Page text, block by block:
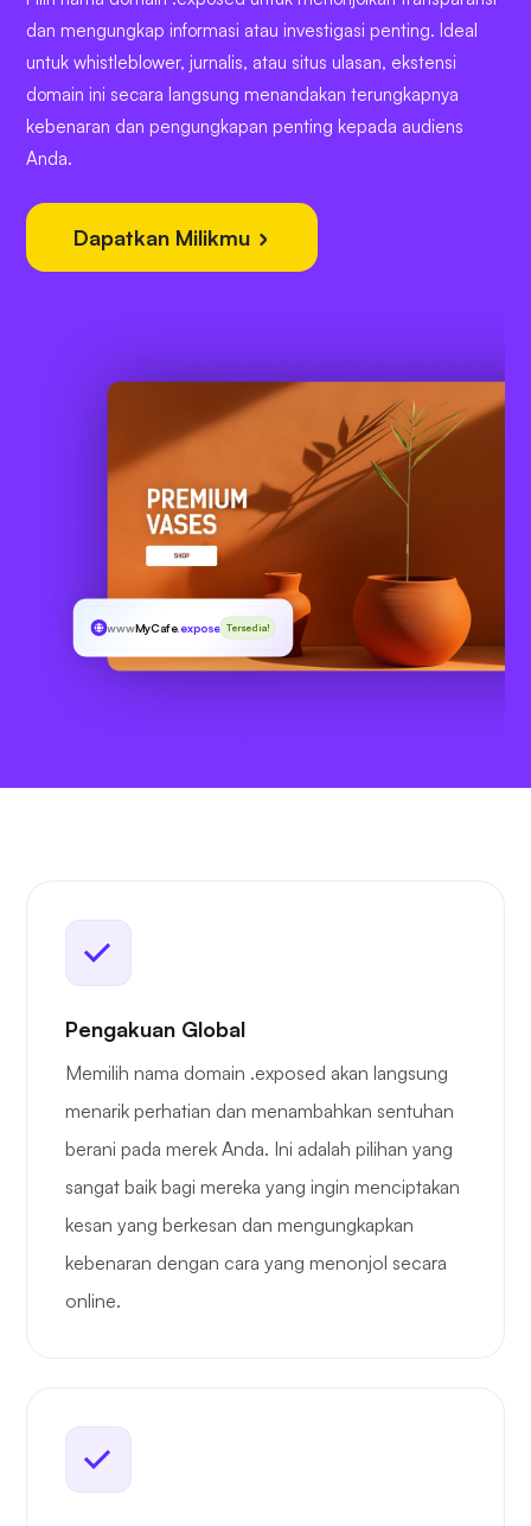
dan mengungkap informasi atau investigasi penting. Ideal
untuk whistleblower, jurnalis, atau situs ulasan, ekstensi
domain ini secara langsung menandakan terungkapnya
kebenaran dan pengungkapan penting kepada audiens
Anda.
Dapatkan Milikmu
wwwMyCafe.exposedTersedia!
Pengakuan Global
Memilih nama domain .exposed akan langsung
menarik perhatian dan menambahkan sentuhan
berani pada merek Anda. Ini adalah pilihan yang
sangat baik bagi mereka yang ingin menciptakan
kesan yang berkesan dan mengungkapkan
kebenaran dengan cara yang menonjol secara
online.